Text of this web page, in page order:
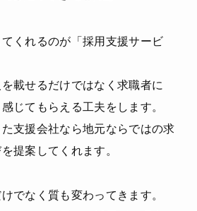
くれるのが「採用支援サービ
載せるだけではなく求職者に
じてもらえる工夫をします。
支援会社なら地元ならではの求
提案してくれます。
でなく質も変わってきます。